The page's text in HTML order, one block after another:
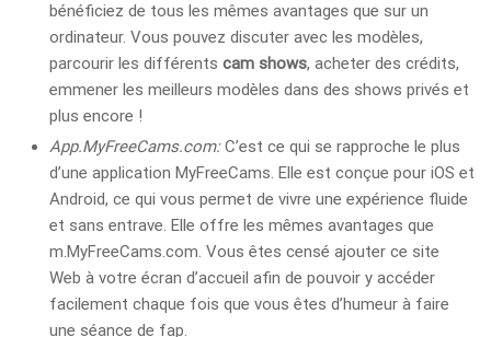
bénéficiez de tous les mêmes avantages que sur un
ordinateur. Vous pouvez discuter avec les modèles,
parcourir les différents cam shows, acheter des crédits,
emmener les meilleurs modèles dans des shows privés et
plus encore !
App.MyFreeCams.com:C’est ce qui se rapproche le plus
d’une application MyFreeCams. Elle est conçue pour iOS et
Android, ce qui vous permet de vivre une expérience fluide
et sans entrave. Elle offre les mêmes avantages que
m.MyFreeCams.com. Vous êtes censé ajouter ce site
Web à votre écran d’accueil afin de pouvoir y accéder
facilement chaque fois que vous êtes d’humeur à faire
une séance de fap.